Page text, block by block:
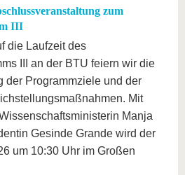
zum
III
die Laufzeit des
III an der BTU feiern wir die
der Programmziele und der
Mit
Manja
Gesinde Grande wird der
um 10:30 Uhr im Großen